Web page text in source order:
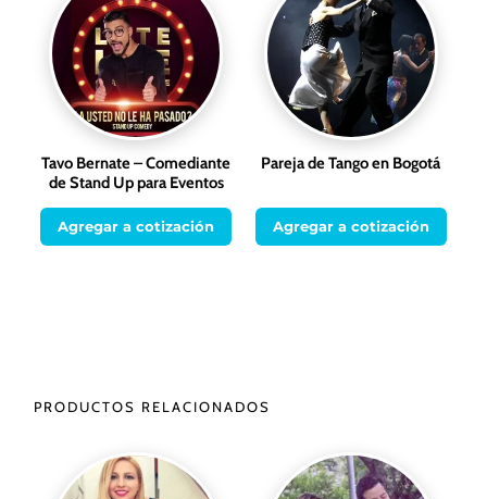
Tavo Bernate – Comediante
de Stand Up para Eventos
Agregar a cotización
Pareja de Tango en Bogotá
Agregar a cotización
PRODUCTOS RELACIONADOS